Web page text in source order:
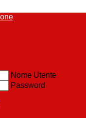
Nome Utente
Password